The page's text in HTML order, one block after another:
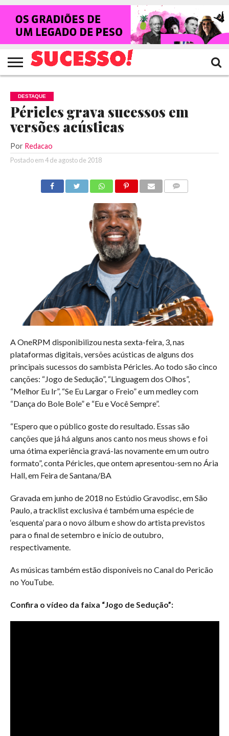
HOME
NOTÍCIAS
SHOWS
ENTREVISTAS
CLIQUES
RANKING
CROWLEY
TV
SUCESSO!
REVISTA
SUCESSO!
DESTAQUE
Péricles grava sucessos em
versões acústicas
Por Redacao
Postado em4 de agosto de 2018
A OneRPM disponibilizou nesta sexta-feira, 3, nas
plataformas digitais, versões acústicas de alguns dos
principais sucessos do sambista Péricles. Ao todo são cinco
canções: “Jogo de Sedução”, “Linguagem dos Olhos”,
“Melhor Eu Ir”, “Se Eu Largar o Freio” e um medley com
“Dança do Bole Bole” e “Eu e Você Sempre”.
“Espero que o público goste do resultado. Essas são
canções que já há alguns anos canto nos meus shows e foi
uma ótima experiência gravá-las novamente em um outro
formato”, conta Péricles, que ontem apresentou-sem no Ária
Hall, em Feira de Santana/BA
Gravada em junho de 2018 no Estúdio Gravodisc, em São
Paulo, a tracklist exclusiva é também uma espécie de
‘esquenta’ para o novo álbum e show do artista previstos
para o final de setembro e início de outubro,
respectivamente.
As músicas também estão disponíveis no Canal do Pericão
no YouTube.
Confira o vídeo da faixa “Jogo de Sedução”: